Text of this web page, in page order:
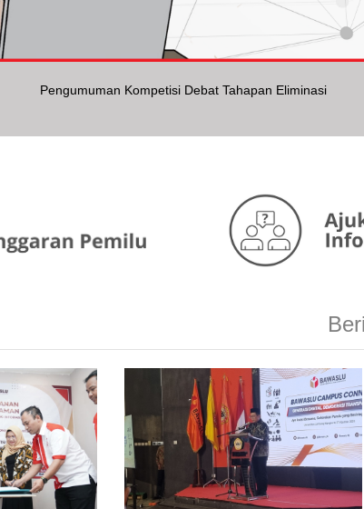
409 Regu Mahasiswa Ikuti Kompetisi Debat Penegakan